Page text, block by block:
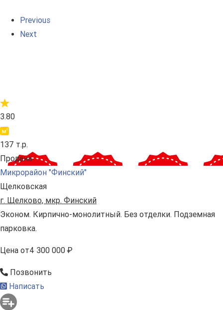
Previous
Next
3.80
137 т.р.
Продана
Микрорайон "Финский"
Щелковская
г. Щелково, мкр. Финский
Эконом. Кирпично-монолитный. Без отделки. Подземная
парковка.
Цена от4 300 000 ₽
Позвонить
Написать